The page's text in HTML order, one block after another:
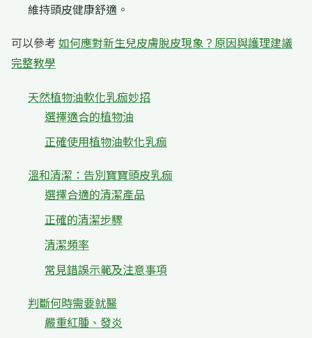
維持頭皮健康舒適。
可以參考如何應對新生兒皮膚脫皮現象？原因與護理建議
完整教學
天然植物油軟化乳痂妙招
選擇適合的植物油
正確使用植物油軟化乳痂
溫和清潔：告別寶寶頭皮乳痂
選擇合適的清潔產品
正確的清潔步驟
清潔頻率
常見錯誤示範及注意事項
判斷何時需要就醫
嚴重紅腫、發炎